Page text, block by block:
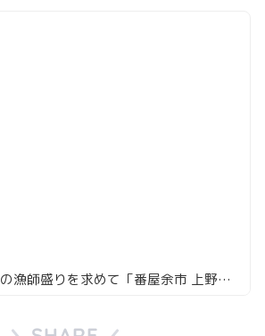
ハイコスパ刺盛りの漁師盛りを求めて「番屋余市 上野店」